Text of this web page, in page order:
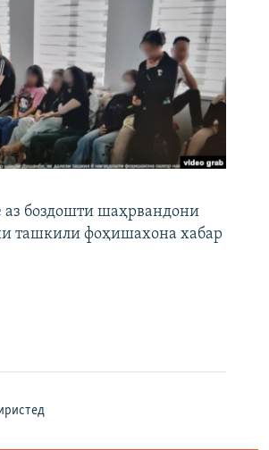
боздошти шаҳрвандони
ташкили фоҳишахона хабар